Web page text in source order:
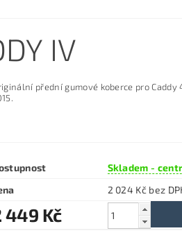
IV
přední gumové koberce pro Caddy
Skladem -
2 024 Kč bez
449 Kč